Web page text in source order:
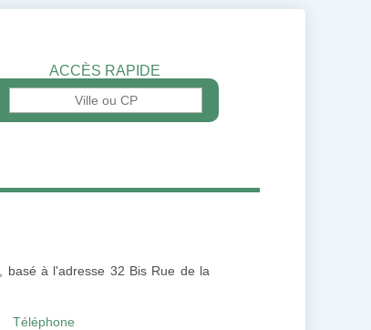
ACCÈS RAPIDE
, basé à l'adresse 32 Bis Rue de la
Téléphone